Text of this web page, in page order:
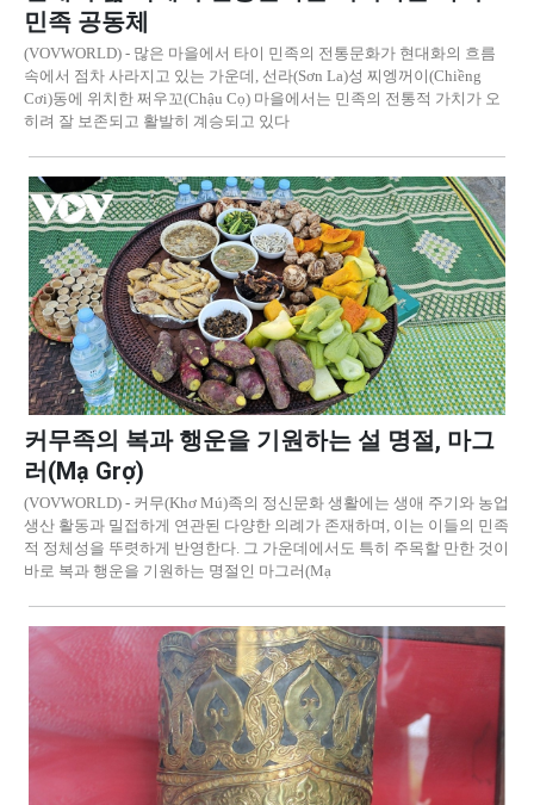
민족 공동체
(VOVWORLD) - 많은 마을에서 타이 민족의 전통문화가 현대화의 흐름
속에서 점차 사라지고 있는 가운데, 선라(Sơn La)성 찌엥꺼이(Chiềng
Cơi)동에 위치한 쩌우꼬(Chậu Cọ) 마을에서는 민족의 전통적 가치가 오
히려 잘 보존되고 활발히 계승되고 있다
커무족의 복과 행운을 기원하는 설 명절, 마그
러(Mạ Grợ)
(VOVWORLD) - 커무(Khơ Mú)족의 정신문화 생활에는 생애 주기와 농업
생산 활동과 밀접하게 연관된 다양한 의례가 존재하며, 이는 이들의 민족
적 정체성을 뚜렷하게 반영한다. 그 가운데에서도 특히 주목할 만한 것이
바로 복과 행운을 기원하는 명절인 마그러(Mạ